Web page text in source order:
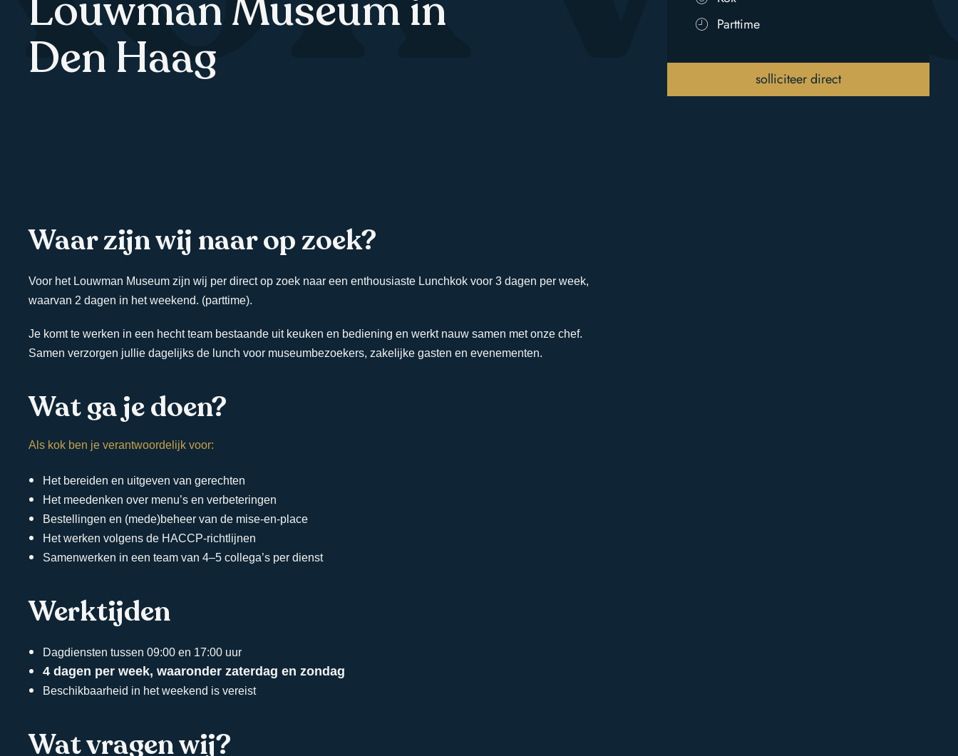
Den Haag
Parttime
solliciteer direct
Waar zijn wij naar op zoek?
Voor het Louwman Museum zijn wij per direct op zoek naar een enthousiaste Lunchkok voor 3 dagen per week,
waarvan 2 dagen in het weekend. (parttime).
Je komt te werken in een hecht team bestaande uit keuken en bediening en werkt nauw samen met onze chef.
Samen verzorgen jullie dagelijks de lunch voor museumbezoekers, zakelijke gasten en evenementen.
Wat ga je doen?
Als kok ben je verantwoordelijk voor:
Het bereiden en uitgeven van gerechten
Het meedenken over menu’s en verbeteringen
Bestellingen en (mede)beheer van de mise-en-place
Het werken volgens de HACCP-richtlijnen
Samenwerken in een team van 4–5 collega’s per dienst
​​​​​​​Werktijden
Dagdiensten tussen 09:00 en 17:00 uur
4 dagen per week, waaronder zaterdag en zondag
Beschikbaarheid in het weekend is vereist
Wat vragen wij?